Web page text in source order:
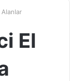
Alanlar
El